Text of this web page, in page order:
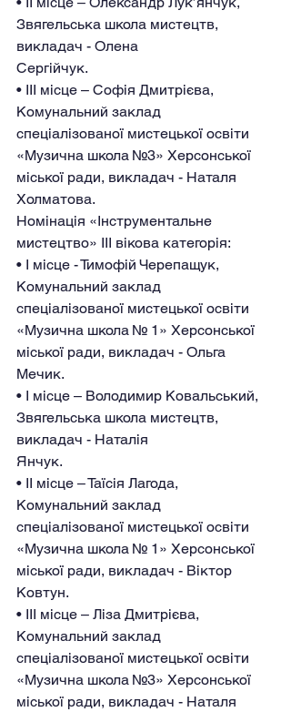
Звягельська школа мистецтв,
викладач - Олена
Сергійчук.
• ІІІ місце – Софія Дмитрієва,
Комунальний заклад
спеціалізованої мистецької освіти
«Музична школа №3» Херсонської
міської ради, викладач - Наталя
Холматова.
Номінація «Інструментальне
мистецтво» IІІ вікова категорія:
• І місце - Тимофій Черепащук,
Комунальний заклад
спеціалізованої мистецької освіти
«Музична школа № 1» Херсонської
міської ради, викладач - Ольга
Мечик.
• І місце – Володимир Ковальський,
Звягельська школа мистецтв,
викладач - Наталія
Янчук.
• ІІ місце – Таїсія Лагода,
Комунальний заклад
спеціалізованої мистецької освіти
«Музична школа № 1» Херсонської
міської ради, викладач - Віктор
Ковтун.
• ІІІ місце – Ліза Дмитрієва,
Комунальний заклад
спеціалізованої мистецької освіти
«Музична школа №3» Херсонської
міської ради, викладач - Наталя